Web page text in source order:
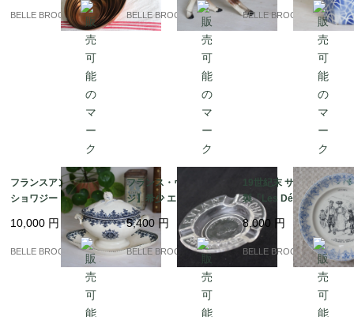
（到着まで2-3週間）
BELLE BROCANTE
（到着まで2-3週間）
BELLE BROCANTE
幾何学模様（1920-30
年代頃）｜フランス発
送（到着まで2-3週間）
BELLE BROCANTE
フランスアンティーク
ショワジー・ル・ロワ
"GAGNY" ソースポッ
ト / ソーシエール 蓋付
｜フランス発送（到着
10,000 円
BELLE BROCANTE
フランス・ヴィンテー
ジ】希少 エビアン(evia
n) CACHAT ガラス灰
皿 / 蚤の市 1960-70s｜
フランス発送（到着ま
5,400 円
BELLE BROCANTE
19世紀末 サルグミンヌ
製「Les Délices de la
Table」果物柄プレート
フランスアンティーク
｜フランス発送（到着
まで2-3週間）
8,000 円
BELLE BROCANTE